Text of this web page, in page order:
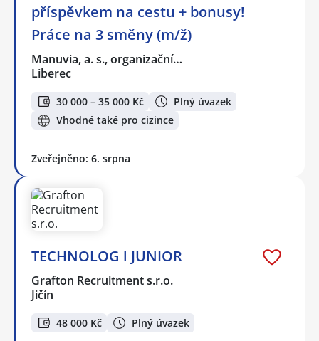
příspěvkem na cestu + bonusy!
Práce na 3 směny (m/ž)
Manuvia, a. s., organizační…
Liberec
30 000 – 35 000 Kč
Plný úvazek
Vhodné také pro cizince
Zveřejněno: 6. srpna
TECHNOLOG l JUNIOR
Grafton Recruitment s.r.o.
Jičín
48 000 Kč Plný úvazek